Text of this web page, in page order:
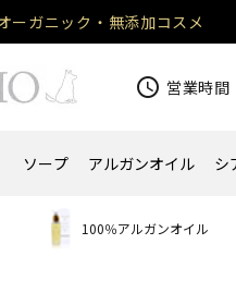
ーガニック・無添加コスメ
schedule 営業時間
ソープ アルガンオイル シ
100％アルガンオイル